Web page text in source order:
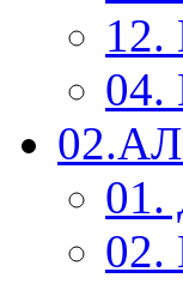
12.
04.
01.
02.